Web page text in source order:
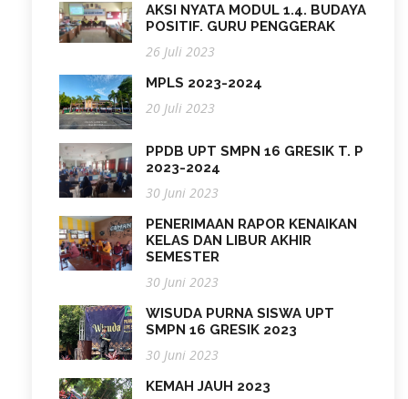
AKSI NYATA MODUL 1.4. BUDAYA
POSITIF. GURU PENGGERAK
26 Juli 2023
MPLS 2023-2024
20 Juli 2023
PPDB UPT SMPN 16 GRESIK T. P
2023-2024
30 Juni 2023
PENERIMAAN RAPOR KENAIKAN
KELAS DAN LIBUR AKHIR
SEMESTER
30 Juni 2023
WISUDA PURNA SISWA UPT
SMPN 16 GRESIK 2023
30 Juni 2023
KEMAH JAUH 2023